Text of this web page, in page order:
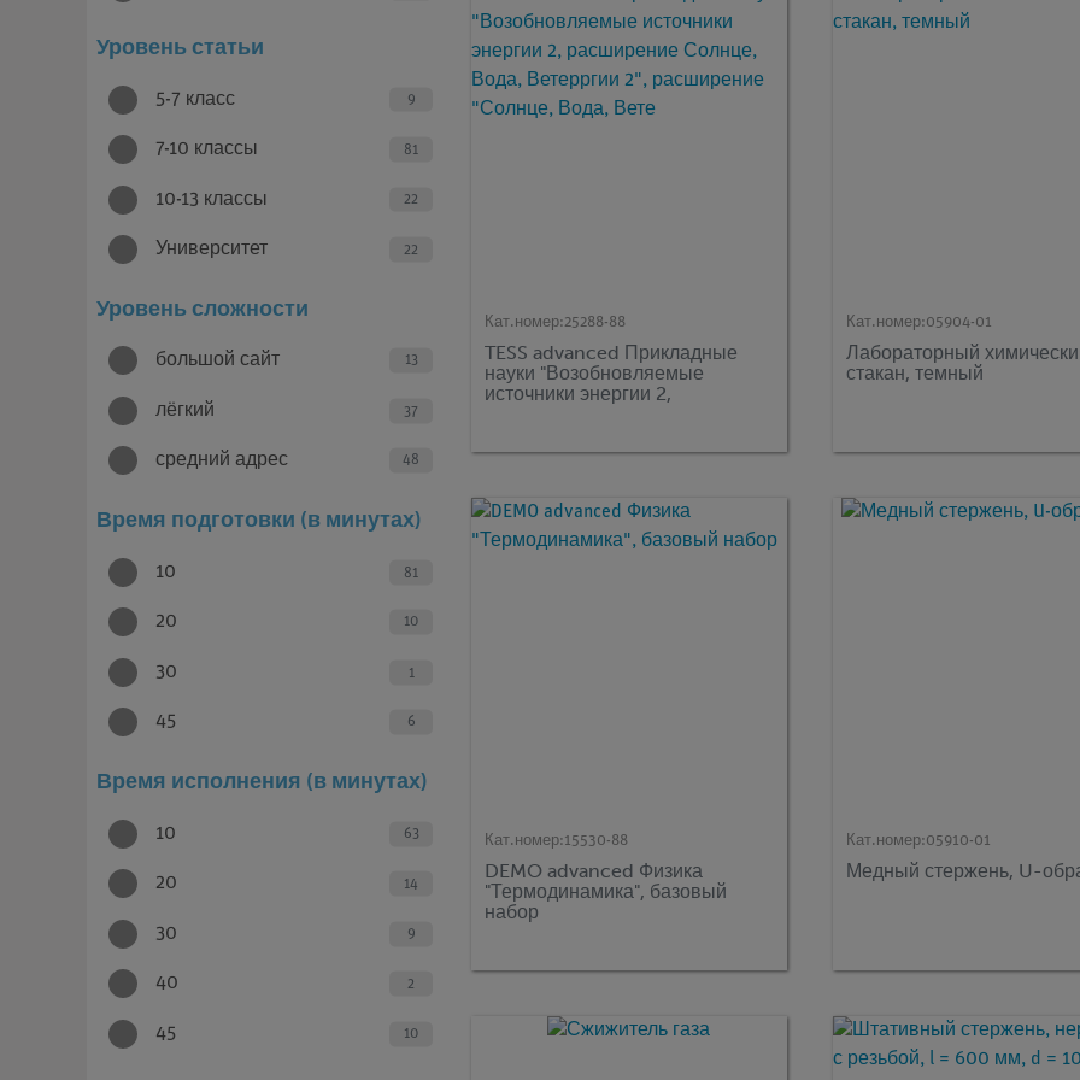
Уровень статьи
5-7 класс 9
7-10 классы 81
10-13 классы 22
Университет 22
Уровень сложности
большой сайт 13
лёгкий 37
средний адрес 48
Время подготовки (в минутах)
10 81
20 10
30 1
45 6
Время исполнения (в минутах)
10 63
20 14
30 9
40 2
45 10
Кат.номер:25288-88
TESS advanced Прикладные
науки "Возобновляемые
источники энергии 2,
"Солнце, Вода, Вете
Кат.номер:05904-01
Лабораторный
стакан, темный
Кат.номер:15530-88
DEMO advanced Физика
"Термодинамика", базовый
набор
Кат.номер:05910-01
Медный стержень, U-